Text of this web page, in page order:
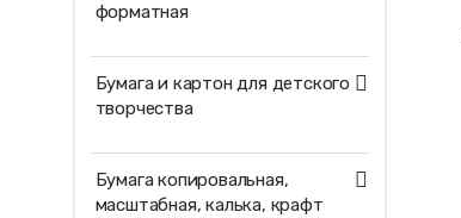
форматная
Бумага и картон для детского
творчества
Бумага копировальная,
масштабная, калька, крафт